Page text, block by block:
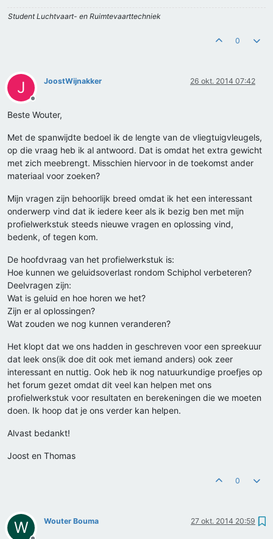
Student Luchtvaart- en Ruimtevaarttechniek
0
J
Offline
JoostWijnakker 26 okt. 2014 07:42
Beste Wouter,
Met de spanwijdte bedoel ik de lengte van de vliegtuigvleugels,
op die vraag heb ik al antwoord. Dat is omdat het extra gewicht
met zich meebrengt. Misschien hiervoor in de toekomst ander
materiaal voor zoeken?
Mijn vragen zijn behoorlijk breed omdat ik het een interessant
onderwerp vind dat ik iedere keer als ik bezig ben met mijn
profielwerkstuk steeds nieuwe vragen en oplossing vind,
bedenk, of tegen kom.
De hoofdvraag van het profielwerkstuk is:
Hoe kunnen we geluidsoverlast rondom Schiphol verbeteren?
Deelvragen zijn:
Wat is geluid en hoe horen we het?
Zijn er al oplossingen?
Wat zouden we nog kunnen veranderen?
Het klopt dat we ons hadden in geschreven voor een spreekuur
dat leek ons(ik doe dit ook met iemand anders) ook zeer
interessant en nuttig. Ook heb ik nog natuurkundige proefjes op
het forum gezet omdat dit veel kan helpen met ons
profielwerkstuk voor resultaten en berekeningen die we moeten
doen. Ik hoop dat je ons verder kan helpen.
Alvast bedankt!
Joost en Thomas
0
W Wouter Bouma 27 okt. 2014 20:59